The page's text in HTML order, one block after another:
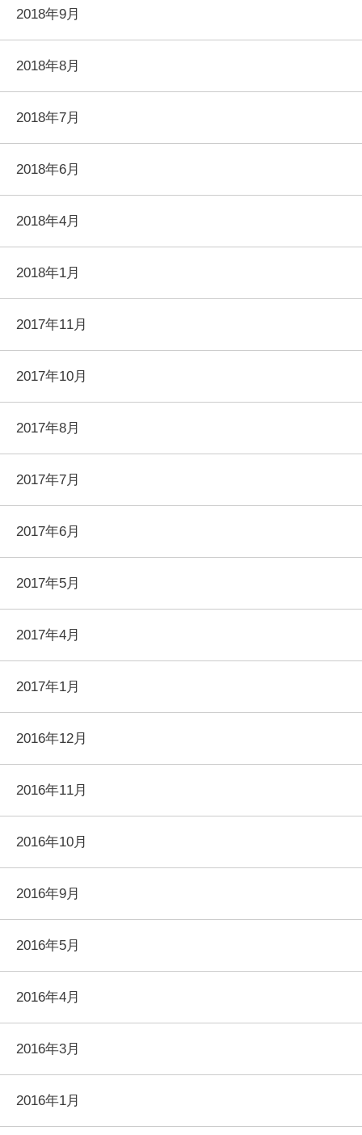
2018年9月
2018年8月
2018年7月
2018年6月
2018年4月
2018年1月
2017年11月
2017年10月
2017年8月
2017年7月
2017年6月
2017年5月
2017年4月
2017年1月
2016年12月
2016年11月
2016年10月
2016年9月
2016年5月
2016年4月
2016年3月
2016年1月